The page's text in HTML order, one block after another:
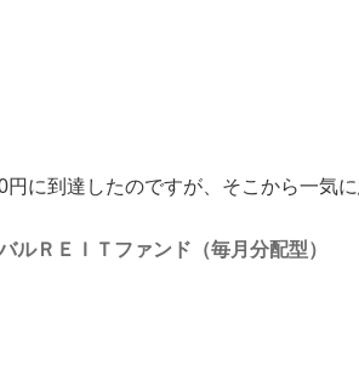
に到達したのですが、そこから一気に
ルＲＥＩＴファンド（毎月分配型）